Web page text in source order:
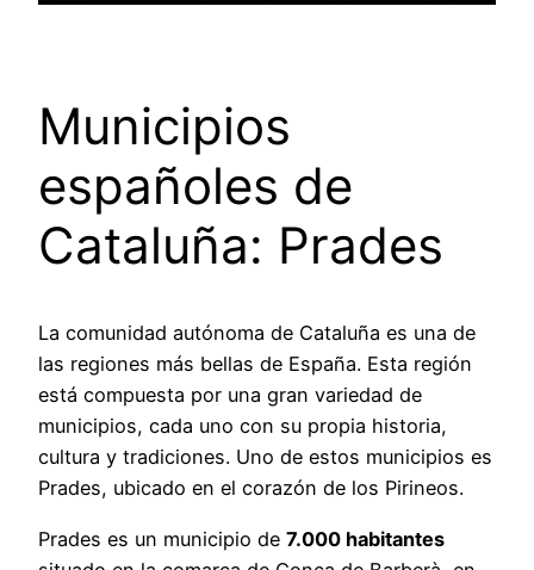
Municipios
españoles de
Cataluña: Prades
La comunidad autónoma de Cataluña es una de
las regiones más bellas de España. Esta región
está compuesta por una gran variedad de
municipios, cada uno con su propia historia,
cultura y tradiciones. Uno de estos municipios es
Prades, ubicado en el corazón de los Pirineos.
Prades es un municipio de 7.000 habitantes